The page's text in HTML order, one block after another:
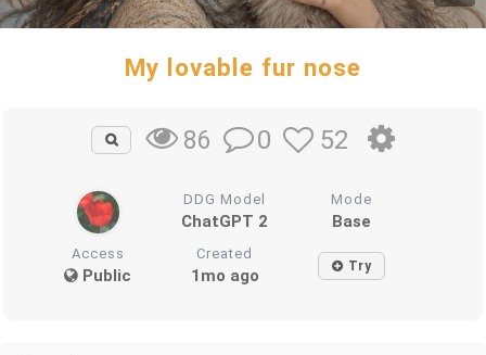
My lovable fur nose
86 0 52
DDG Model
ChatGPT 2
Mode
Base
Access
Public
Created
1mo ago Try